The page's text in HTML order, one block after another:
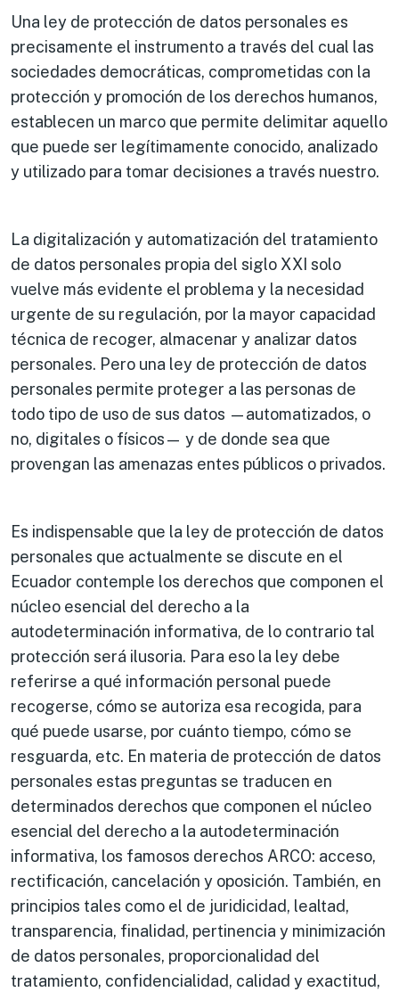
Una ley de protección de datos personales es
precisamente el instrumento a través del cual las
sociedades democráticas, comprometidas con la
protección y promoción de los derechos humanos,
establecen un marco que permite delimitar aquello
que puede ser legítimamente conocido, analizado
y utilizado para tomar decisiones a través nuestro.
La digitalización y automatización del tratamiento
de datos personales propia del siglo XXI solo
vuelve más evidente el problema y la necesidad
urgente de su regulación, por la mayor capacidad
técnica de recoger, almacenar y analizar datos
personales. Pero una ley de protección de datos
personales permite proteger a las personas de
todo tipo de uso de sus datos —automatizados, o
no, digitales o físicos— y de donde sea que
provengan las amenazas entes públicos o privados.
Es indispensable que la ley de protección de datos
personales que actualmente se discute en el
Ecuador contemple los derechos que componen el
núcleo esencial del derecho a la
autodeterminación informativa, de lo contrario tal
protección será ilusoria. Para eso la ley debe
referirse a qué información personal puede
recogerse, cómo se autoriza esa recogida, para
qué puede usarse, por cuánto tiempo, cómo se
resguarda, etc. En materia de protección de datos
personales estas preguntas se traducen en
determinados derechos que componen el núcleo
esencial del derecho a la autodeterminación
informativa, los famosos derechos ARCO: acceso,
rectificación, cancelación y oposición. También, en
principios tales como el de juridicidad, lealtad,
transparencia, finalidad, pertinencia y minimización
de datos personales, proporcionalidad del
tratamiento, confidencialidad, calidad y exactitud,